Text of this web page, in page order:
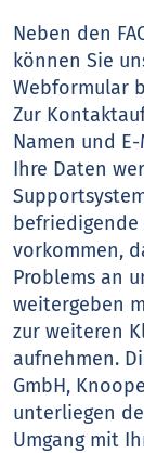
Neben den
können Sie
Webformular
Zur
Namen und
Ihre Daten
befriedigende
vorkommen,
Problems an
weitergeben
zur weiteren
aufnehmen.
GmbH,
unterliegen
Umgang mit